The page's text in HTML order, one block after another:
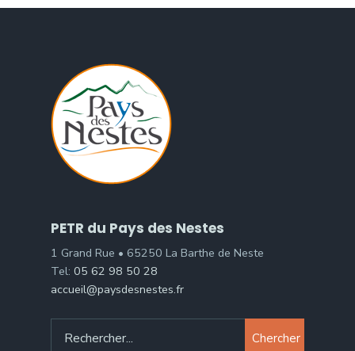
PETR du Pays des Nestes
1 Grand Rue • 65250 La Barthe de Neste
Tel: 05 62 98 50 28
accueil@paysdesnestes.fr
Chercher